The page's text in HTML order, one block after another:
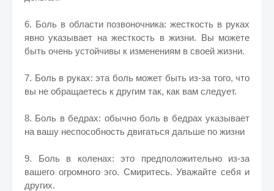
6. Боль в области позвоночника: жесткость в руках
явно указывает на жесткость в жизни. Вы можете
быть очень устойчивы к изменениям в своей жизни.
7. Боль в руках: эта боль может быть из-за того, что
вы не обращаетесь к другим так, как вам следует.
8. Боль в бедрах: обычно боль в бедрах указывает
на вашу неспособность двигаться дальше по жизни
9. Боль в коленах: это предположительно из-за
вашего огромного эго. Смиритесь. Уважайте себя и
других.